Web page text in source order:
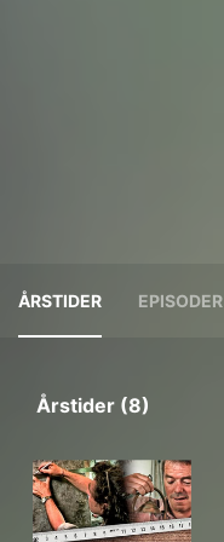
ÅRSTIDER EPISODER
Årstider (8)